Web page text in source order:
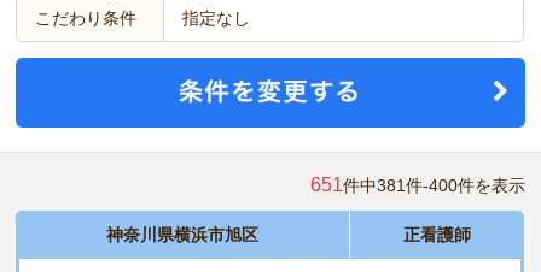
こだわり条件 指定なし
651件中381件-400件を表示
神奈川県横浜市旭区 正看護師